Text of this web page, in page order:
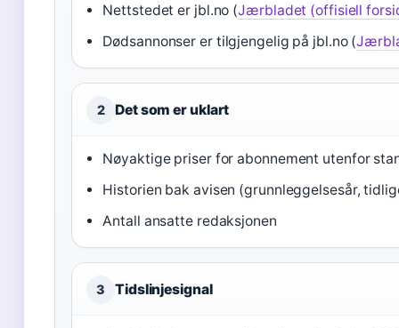
Nettstedet er jbl.no (Jærbladet (offisiell
Dødsannonser er tilgjengelig på jbl.no (
2 Det som er uklart
Nøyaktige priser for abonnement utenfor
Historien bak avisen (grunnleggelsesår,
Antall ansatte redaksjonen
3 Tidslinjesignal